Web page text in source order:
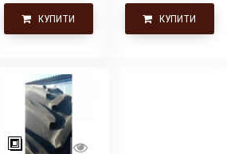
КУПИТИ КУПИТИ